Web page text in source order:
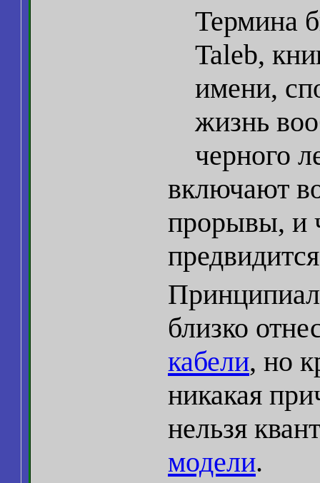
Термина
Taleb,
имени,
жизнь
черного
включают
прорывы, и
близко
кабели, но
никакая
нельзя
модели.